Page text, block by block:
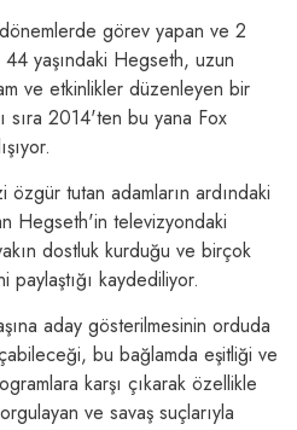
görev yapan ve 2
yaşındaki Hegseth, uzun
ve etkinlikler düzenleyen bir
sıra 2014'ten bu yana Fox
özgür tutan adamların ardındaki
Hegseth'in televizyondaki
dostluk kurduğu ve birçok
paylaştığı kaydediliyor.
aday gösterilmesinin orduda
bu bağlamda eşitliği ve
karşı çıkarak özellikle
ve savaş suçlarıyla